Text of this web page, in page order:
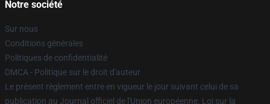
Notre société
Sur nous
Conditions générales
Politiques de confidentialité
DMCA - Politique sur le droit d'auteur
Le présent règlement entre en vigueur le jour suivant celui de sa
publication au Journal officiel de l'Union européenne. Loi sur la